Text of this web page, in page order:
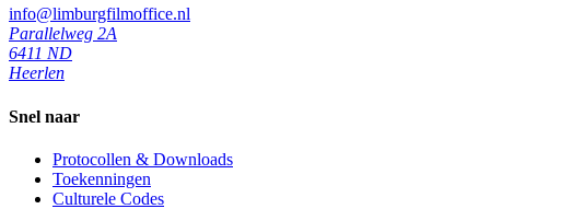
info@limburgfilmoffice.nl
Parallelweg 2A
6411 ND
Heerlen
Snel naar
Protocollen & Downloads
Toekenningen
Culturele Codes